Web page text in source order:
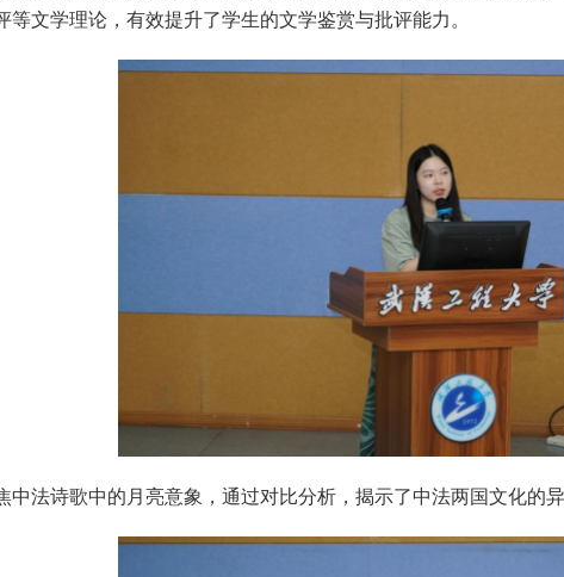
等文学理论，有效提升了学生的文学鉴赏与批评能力。
中法诗歌中的月亮意象，通过对比分析，揭示了中法两国文化的